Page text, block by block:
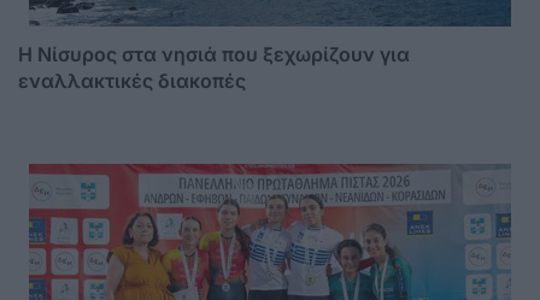
Η Νίσυρος στα νησιά που ξεχωρίζουν για
εναλλακτικές διακοπές